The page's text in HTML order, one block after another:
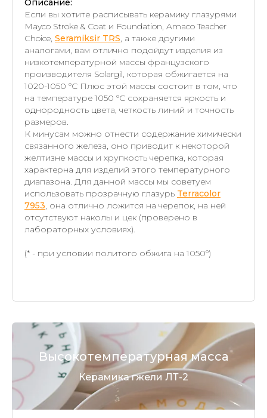
Описание:
Если вы хотите расписывать керамику глазурями
Mayco Stroke & Coat и Foundation, Amaco Teacher
Choice, Seramiksir TRS, а также другими
аналогами, вам отлично подойдут изделия из
низкотемпературной массы французского
производителя Solargil, которая обжигается на
1020-1050 °C Плюс этой массы состоит в том, что
на температуре 1050 °C сохраняется яркость и
однородность цвета, четкость линий и точность
размеров.
К минусам можно отнести содержание химически
связанного железа, оно приводит к некоторой
желтизне массы и хрупкость черепка, которая
характерна для изделий этого температурного
диапазона. Для данной массы мы советуем
использовать прозрачную глазурь Terracolor
7953, она отлично ложится на черепок, на ней
отсутствуют наколы и цек (проверено в
лабораторных условиях).
(* - при условии политого обжига на 1050°)
Высокотемпературная масса
Керамика гжели ЛТ-2